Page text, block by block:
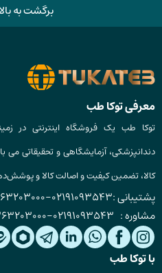
برگشت به
معرفی توکا طب
توکا طب یک فروشگاه اینترنتی در
دندانپزشکی، آزمایشگاهی و تحقیقاتی
کالا، تضمین کیفیت و اصالت کالا و
پشتیبانی :02191093543
-
مشاوره : 02191093543
-
با توکا طب